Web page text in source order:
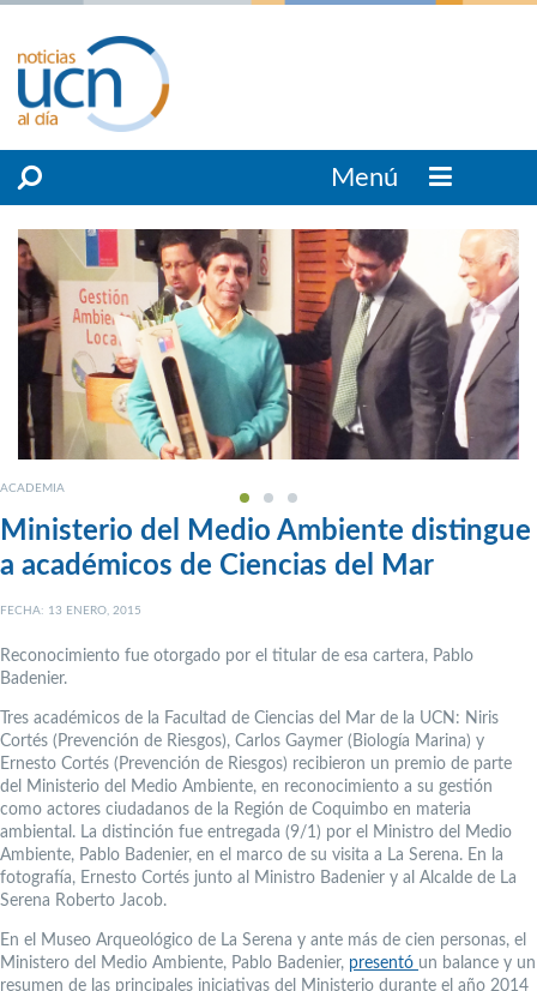
Menú
ACADEMIA
Ministerio del Medio Ambiente distingue
a académicos de Ciencias del Mar
FECHA: 13 ENERO, 2015
Reconocimiento fue otorgado por el titular de esa cartera, Pablo
Badenier.
Tres académicos de la Facultad de Ciencias del Mar de la UCN: Niris
Cortés (Prevención de Riesgos), Carlos Gaymer (Biología Marina) y
Ernesto Cortés (Prevención de Riesgos) recibieron un premio de parte
del Ministerio del Medio Ambiente, en reconocimiento a su gestión
como actores ciudadanos de la Región de Coquimbo en materia
ambiental. La distinción fue entregada (9/1) por el Ministro del Medio
Ambiente, Pablo Badenier, en el marco de su visita a La Serena. En la
fotografía, Ernesto Cortés junto al Ministro Badenier y al Alcalde de La
Serena Roberto Jacob.
En el Museo Arqueológico de La Serena y ante más de cien personas, el
Ministero del Medio Ambiente, Pablo Badenier, presentó un balance y un
resumen de las principales iniciativas del Ministerio durante el año 2014